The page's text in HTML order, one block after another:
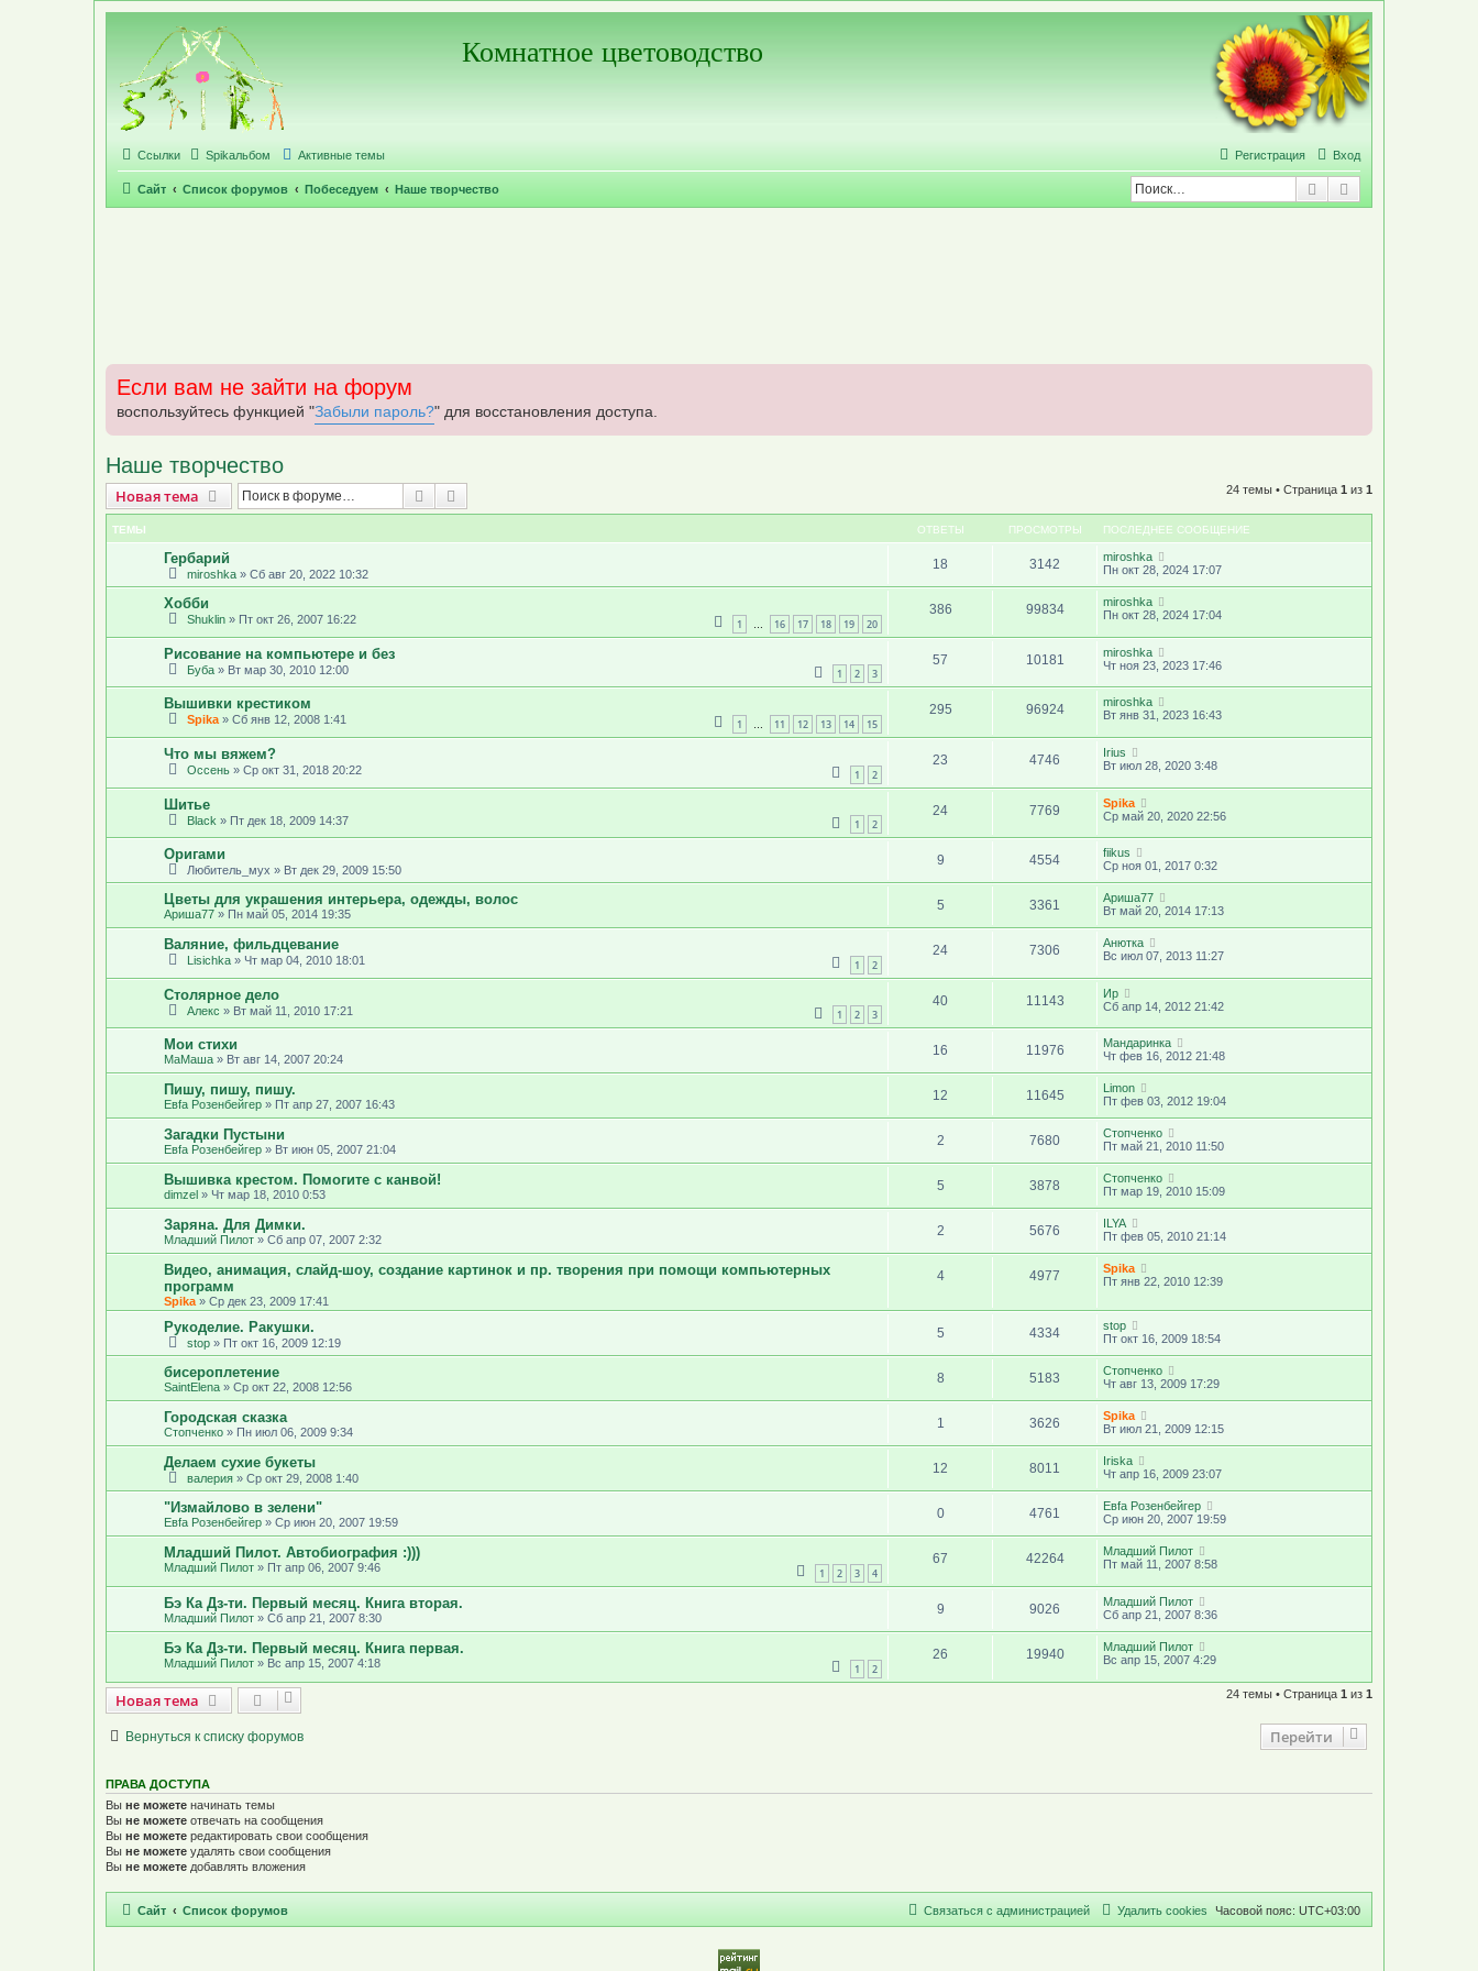
Регистрация Комнатное цветоводство
Ссылки Spikальбом Активные темы Вход
Регистрация
Сайт Список форумов Побеседуем Наше творчество Поиск
Если вам не зайти на форум
воспользуйтесь функцией "Забыли пароль?" для восстановления доступа.
Наше творчество
Новая тема
Новаятема Поиск 24 темы • Страница 1 из 1
ТЕМЫ ОТВЕТЫ ПРОСМОТРЫ ПОСЛЕДНЕЕ СООБЩЕНИЕ
Гербарий
miroshka » Сб авг 20, 2022 10:32
18 3142
miroshka
Пн окт 28, 2024 17:07
Хобби
Shuklin » Пт окт 26, 2007 16:22 1 … 16 17 18 19 20
386 99834
miroshka
Пн окт 28, 2024 17:04
Рисование на компьютере и без
Буба » Вт мар 30, 2010 12:00 1 2 3
57 10181
miroshka
Чт ноя 23, 2023 17:46
Вышивки крестиком
Spika » Сб янв 12, 2008 1:41 1 … 11 12 13 14 15
295 96924
miroshka
Вт янв 31, 2023 16:43
Что мы вяжем?
Оссень » Ср окт 31, 2018 20:22 1 2
23 4746
Irius
Вт июл 28, 2020 3:48
Шитье
Black » Пт дек 18, 2009 14:37 1 2
24 7769
Spika
Ср май 20, 2020 22:56
Оригами
Любитель_мух » Вт дек 29, 2009 15:50
9 4554
fiikus
Ср ноя 01, 2017 0:32
Цветы для украшения интерьера, одежды, волос
Ариша77 » Пн май 05, 2014 19:35
5 3361
Ариша77
Вт май 20, 2014 17:13
Валяние, фильдцевание
Lisichka » Чт мар 04, 2010 18:01 1 2
24 7306
Анютка
Вс июл 07, 2013 11:27
Столярное дело
Алекс » Вт май 11, 2010 17:21 1 2 3
40 11143
Ир
Сб апр 14, 2012 21:42
Мои стихи
МаМаша » Вт авг 14, 2007 20:24
16 11976
Мандаринка
Чт фев 16, 2012 21:48
Пишу, пишу, пишу.
Евfа Розенбейгер » Пт апр 27, 2007 16:43
12 11645
Limon
Пт фев 03, 2012 19:04
Загадки Пустыни
Евfа Розенбейгер » Вт июн 05, 2007 21:04
2 7680
Стопченко
Пт май 21, 2010 11:50
Вышивка крестом. Помогите с канвой!
dimzel » Чт мар 18, 2010 0:53
5 3878
Стопченко
Пт мар 19, 2010 15:09
Заряна. Для Димки.
Младший Пилот » Сб апр 07, 2007 2:32
2 5676
ILYA
Пт фев 05, 2010 21:14
Видео, анимация, слайд-шоу, создание картинок и пр. творения при помощи компьютерных
программ
Spika» Ср дек 23, 2009 17:41
4 4977
Spika
Пт янв 22, 2010 12:39
Рукоделие. Ракушки.
stop » Пт окт 16, 2009 12:19
5 4334
stop
Пт окт 16, 2009 18:54
бисероплетение
SaintElena » Ср окт 22, 2008 12:56
8 5183
Стопченко
Чт авг 13, 2009 17:29
Городская сказка
Стопченко » Пн июл 06, 2009 9:34
1 3626
Spika
Вт июл 21, 2009 12:15
Делаем сухие букеты
валерия » Ср окт 29, 2008 1:40
12 8011
Iriska
Чт апр 16, 2009 23:07
"Измайлово в зелени"
Евfа Розенбейгер » Ср июн 20, 2007 19:59
0 4761
Евfа Розенбейгер
Ср июн 20, 2007 19:59
Младший Пилот. Автобиография :)))
Младший Пилот » Пт апр 06, 2007 9:46 1 2 3 4
67 42264
Младший Пилот
Пт май 11, 2007 8:58
Бэ Ка Дз-ти. Первый месяц. Книга вторая.
Младший Пилот » Сб апр 21, 2007 8:30
9 9026
Младший Пилот
Сб апр 21, 2007 8:36
Бэ Ка Дз-ти. Первый месяц. Книга первая.
Младший Пилот » Вс апр 15, 2007 4:18 1 2
26 19940
Младший Пилот
Вс апр 15, 2007 4:29
Новая тема
Новаятема 24 темы • Страница 1 из 1
Вернуться к списку форумов Перейти
ПРАВА ДОСТУПА
Вы не можете начинать темы
Вы не можете отвечать на сообщения
Вы не можете редактировать свои сообщения
Вы не можете удалять свои сообщения
Вы не можете добавлять вложения
Сайт Список форумов Часовой пояс: UTC+03:00
Удалить cookies
Связаться с администрацией